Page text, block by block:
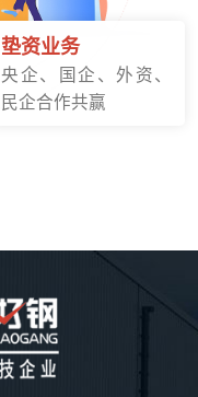
垫资业务
央企、国企、外资、
民企合作共赢